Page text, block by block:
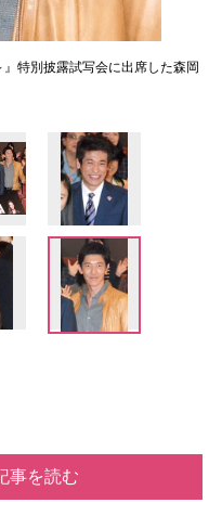
特別披露試写会に出席した森岡
事を読む